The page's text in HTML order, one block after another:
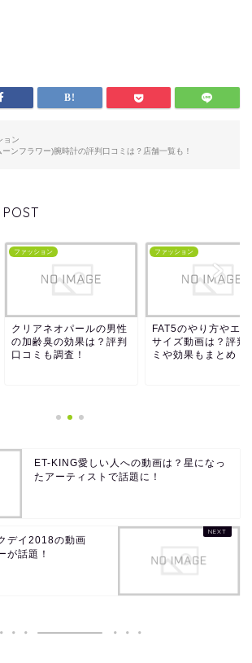
ョン
ンフラワー)腕時計の評判口コミは？店舗一覧も！
POST
ファッション
クリアネオパールの男性
の加齢臭の効果は？評判
口コミも調査！
ファッション
FAT5のやり方やエ
サイズ動画は？評判
ミや効果もまとめ！
ET-KING愛しい人への動画は？星になっ
たアーティストで話題に！
デイ2018の動画
が話題！